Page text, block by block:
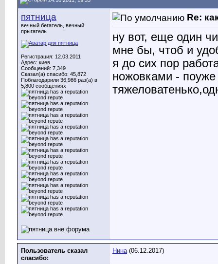
пятница
вечный бегатель, вечный
прыгатель
Регистрация: 12.03.2011
Адрес: киев
Сообщений: 7,349
Сказал(а) спасибо: 45,872
Поблагодарили 36,986 раз(а) в
5,800 сообщениях
Re:
ну вот, еще один
мне бы, чтоб и
я до сих пор
ножовками -
Пользователь сказал
cпасибо:
Нина(06.12.2017)